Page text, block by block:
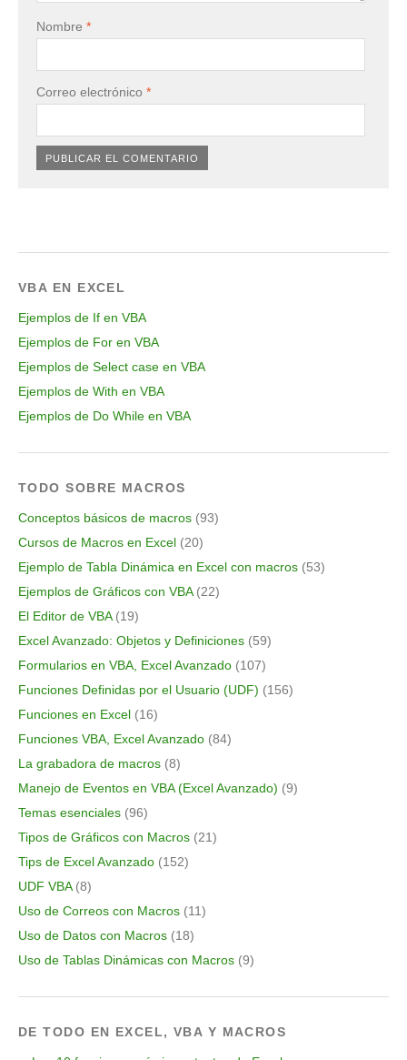
Nombre *
Correo electrónico *
VBA EN EXCEL
Ejemplos de If en VBA
Ejemplos de For en VBA
Ejemplos de Select case en VBA
Ejemplos de With en VBA
Ejemplos de Do While en VBA
TODO SOBRE MACROS
Conceptos básicos de macros (93)
Cursos de Macros en Excel (20)
Ejemplo de Tabla Dinámica en Excel con macros (53)
Ejemplos de Gráficos con VBA(22)
El Editor de VBA(19)
Excel Avanzado: Objetos y Definiciones (59)
Formularios en VBA, Excel Avanzado (107)
Funciones Definidas por el Usuario (UDF) (156)
Funciones en Excel (16)
Funciones VBA, Excel Avanzado (84)
La grabadora de macros (8)
Manejo de Eventos en VBA (Excel Avanzado) (9)
Temas esenciales (96)
Tipos de Gráficos con Macros (21)
Tips de Excel Avanzado (152)
UDF VBA(8)
Uso de Correos con Macros (11)
Uso de Datos con Macros (18)
Uso de Tablas Dinámicas con Macros (9)
DE TODO EN EXCEL, VBA Y MACROS